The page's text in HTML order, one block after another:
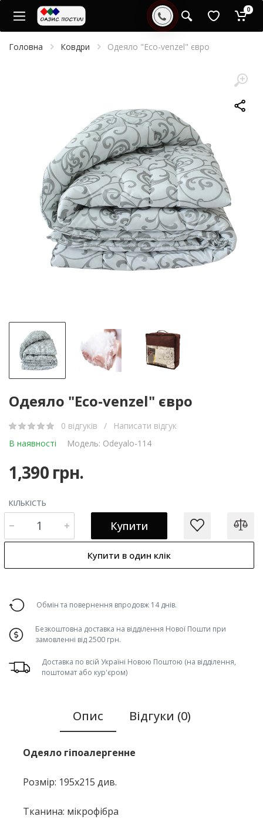
0
Головна Ковдри Одеяло "Eco-venzel" євро
Одеяло "Eco-venzel" євро
0 відгуків /
Написати відгук
В наявності
Модель: Odeyalo-114
1,390 грн.
КІЛЬКІСТЬ
Купити
Купити в один клік
Обмін та повернення впродовж 14 днів.
Безкоштовна доставка на відділення Нової Пошти при
замовленні від 2500 грн.
Доставка по всій Україні Новою Поштою (на відділення,
поштомат або кур'єром)
Опис Відгуки (0)
Одеяло гіпоалергенне
Розмір: 195х215 див.
Тканина: мікрофібра